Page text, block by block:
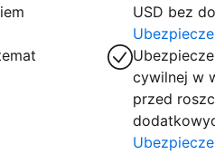
USD bez
cywilnej w
przed